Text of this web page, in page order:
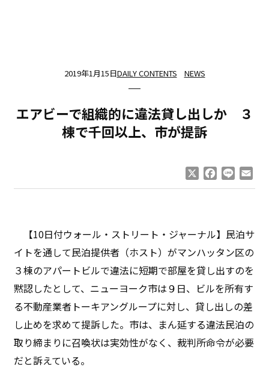
2019年1月15日DAILY CONTENTS NEWS
エアビーで組織的に違法貸し出しか ３
棟で千回以上、市が提訴
Facebook
Line
【10日付ウォール・ストリート・ジャーナル】民泊サ
イトを通して民泊提供者（ホスト）がマンハッタン区の
３棟のアパートビルで違法に短期で部屋を貸し出すのを
黙認したとして、ニューヨーク市は９日、ビルを所有す
る不動産業者トーキアングループに対し、貸し出しの差
し止めを求めて提訴した。市は、まん延する違法民泊の
取り締まりに召喚状は実効性がなく、裁判所命令が必要
だと訴えている。